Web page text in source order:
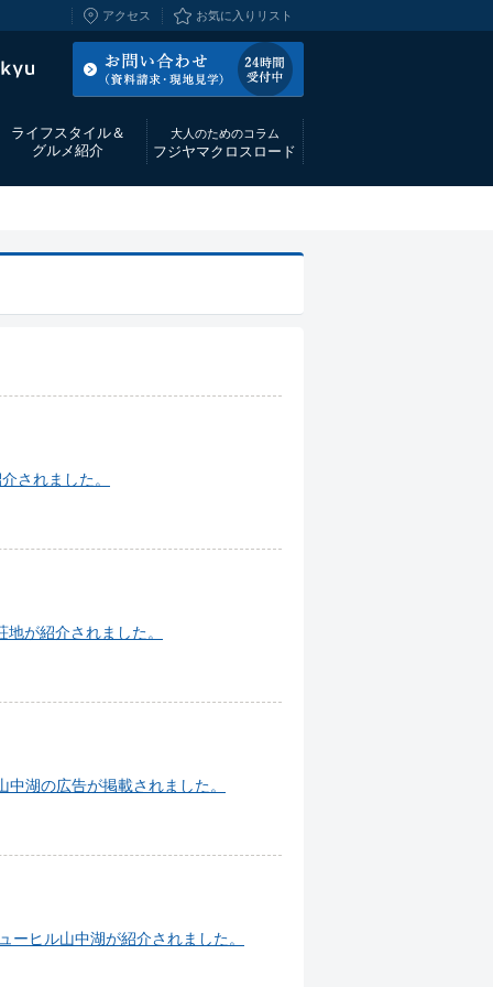
アクセス お気に入りリスト
ライフスタイル＆
グルメ紹介
大人のためのコラム
フジヤマクロスロード
されました。
が紹介されました。
湖の広告が掲載されました。
ーヒル山中湖が紹介されました。